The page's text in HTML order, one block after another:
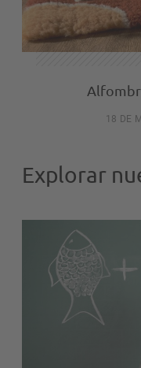
18 DE
Explorar